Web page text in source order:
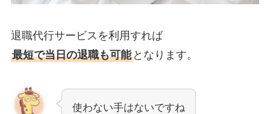
退職代行サービスを利用すれば
最短で当日の退職も可能となります。
使わない手はないですね